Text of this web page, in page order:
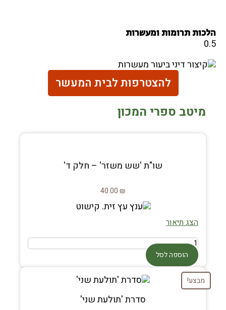
הלכות תרומות ומעשרות
להצטרפות לבית המעשר
מיטב ספרי המכון
שו"ת 'שש משזר' – חלק ד'
₪
הצג תיאור
הוספה לסל
מבצע!
סדרת 'תולעת שני'